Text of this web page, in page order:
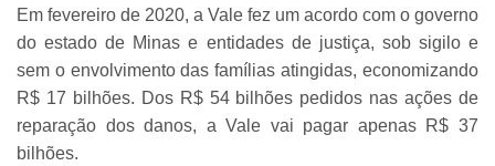
Em fevereiro de 2020, a Vale fez um acordo com o governo
do estado de Minas e entidades de justiça, sob sigilo e
sem o envolvimento das famílias atingidas, economizando
R$ 17 bilhões. Dos R$ 54 bilhões pedidos nas ações de
reparação dos danos, a Vale vai pagar apenas R$ 37
bilhões.